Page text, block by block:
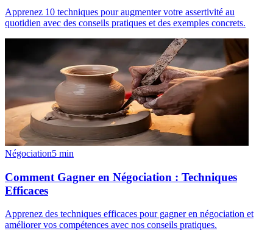
Apprenez 10 techniques pour augmenter votre assertivité au
quotidien avec des conseils pratiques et des exemples concrets.
Négociation5 min
Comment Gagner en Négociation : Techniques
Efficaces
Apprenez des techniques efficaces pour gagner en négociation et
améliorer vos compétences avec nos conseils pratiques.